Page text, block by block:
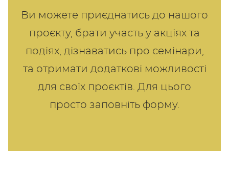
Ви можете приєднатись до нашого
проєкту, брати участь у акціях та
подіях, дізнаватись про семінари,
та отримати додаткові можливості
для своїх проєктів. Для цього
просто заповніть форму.